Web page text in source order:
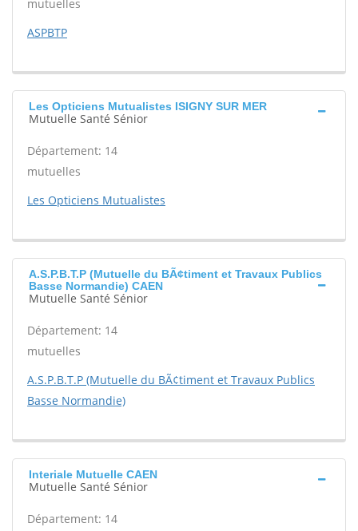
mutuelles
ASPBTP
Les Opticiens Mutualistes ISIGNY SUR MER
Mutuelle Santé Sénior
Département: 14
mutuelles
Les Opticiens Mutualistes
A.S.P.B.T.P (Mutuelle du BÃ¢timent et Travaux Publics
Basse Normandie) CAEN
Mutuelle Santé Sénior
Département: 14
mutuelles
A.S.P.B.T.P (Mutuelle du BÃ¢timent et Travaux Publics
Basse Normandie)
Interiale Mutuelle CAEN
Mutuelle Santé Sénior
Département: 14